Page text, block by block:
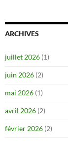
ARCHIVES
juillet 2026 (1)
juin 2026 (2)
mai 2026 (1)
avril 2026 (2)
février 2026 (2)